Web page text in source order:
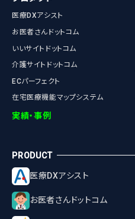
医療DXアシスト
お医者さんドットコム
いいサイトドットコム
介護サイトドットコム
ECパーフェクト
在宅医療機能マップシステム
実績・事例
医療DXアシスト
お医者さんドットコム